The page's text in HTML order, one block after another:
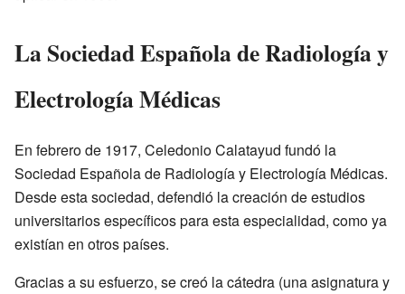
La Sociedad Española de Radiología y
Electrología Médicas
En febrero de 1917, Celedonio Calatayud fundó la
Sociedad Española de Radiología y Electrología Médicas.
Desde esta sociedad, defendió la creación de estudios
universitarios específicos para esta especialidad, como ya
existían en otros países.
Gracias a su esfuerzo, se creó la cátedra (una asignatura y